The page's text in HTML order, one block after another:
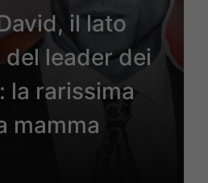
il lato
leader dei
la rarissima
mamma